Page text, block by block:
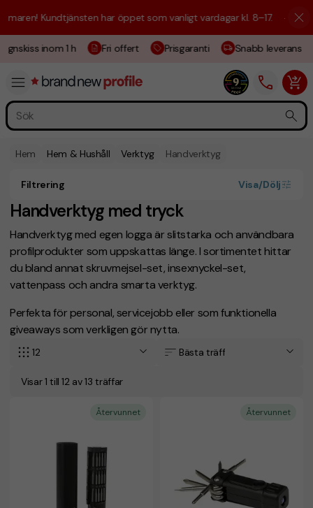
Kundtjänsten har öppet som vanligt vardagar kl. 8–17. ☀️ Vi är
inom 1 h Fri offert Prisgaranti Snabb leverans
Hem Hem & Hushåll Verktyg Handverktyg
Handverktyg med tryck
Handverktyg med egen logga är slitstarka och användbara
profilprodukter som uppskattas länge. I sortimentet hittar
du bland annat skruvmejsel-set, insexnyckel-set,
vattenpass och andra smarta verktyg.
Perfekta för personal, servicejobb eller som funktionella
giveaways som verkligen gör nytta.
Filtrering Visa/Dölj
Visar 1 till 12 av 13 träffar
12 Bästa träff
Återvunnet Återvunnet